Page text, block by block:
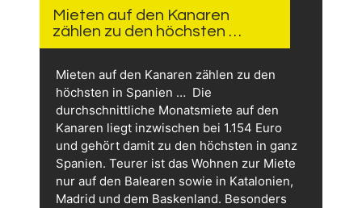
2026
Mieten auf den Kanaren
zählen zu den höchsten …
Mieten auf den Kanaren zählen zu den
höchsten in Spanien … Die
durchschnittliche Monatsmiete auf den
Kanaren liegt inzwischen bei 1.154 Euro
und gehört damit zu den höchsten in ganz
Spanien. Teurer ist das Wohnen zur Miete
nur auf den Balearen sowie in Katalonien,
Madrid und dem Baskenland. Besonders